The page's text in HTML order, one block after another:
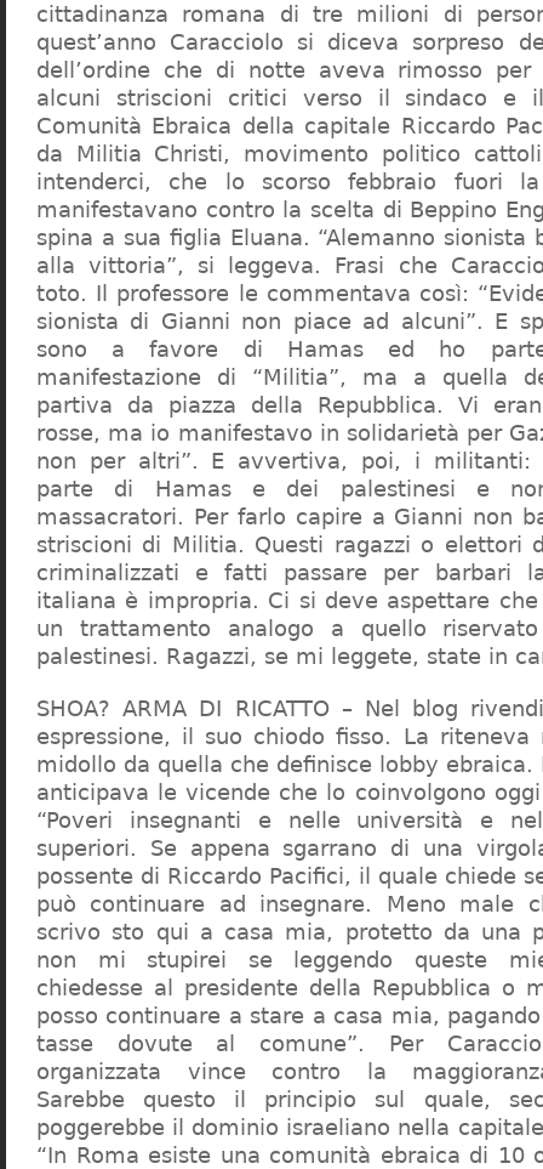
cittadinanza romana di tre milioni di
quest’anno Caracciolo si diceva sorpreso
dell’ordine che di notte aveva rimosso
alcuni striscioni critici verso il sindaco e
Comunità Ebraica della capitale Riccardo
da Militia Christi, movimento politico
intenderci, che lo scorso febbraio fuori
manifestavano contro la scelta di Beppino
spina a sua figlia Eluana. “Alemanno sionista
alla vittoria”, si leggeva. Frasi che
toto. Il professore le commentava così:
sionista di Gianni non piace ad alcuni”. E
sono a favore di Hamas ed ho
manifestazione di “Militia”, ma a quella
partiva da piazza della Repubblica. Vi
rosse, ma io manifestavo in solidarietà per
non per altri”. E avvertiva, poi, i militanti:
parte di Hamas e dei palestinesi e
massacratori. Per farlo capire a Gianni non
striscioni di Militia. Questi ragazzi o elettori
criminalizzati e fatti passare per barbari
italiana è impropria. Ci si deve aspettare
un trattamento analogo a quello
palestinesi. Ragazzi, se mi leggete, state in
SHOA? ARMA DI RICATTO – Nel blog
espressione, il suo chiodo fisso. La
midollo da quella che definisce lobby ebraica.
anticipava le vicende che lo coinvolgono
“Poveri insegnanti e nelle università e
superiori. Se appena sgarrano di una
possente di Riccardo Pacifici, il quale chiede
può continuare ad insegnare. Meno male
scrivo sto qui a casa mia, protetto da una
non mi stupirei se leggendo queste
chiedesse al presidente della Repubblica o
posso continuare a stare a casa mia,
tasse dovute al comune”. Per
organizzata vince contro la
Sarebbe questo il principio sul quale,
poggerebbe il dominio israeliano nella
“In Roma esiste una comunità ebraica di 10